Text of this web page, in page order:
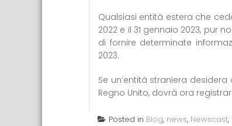
Qualsiasi entità estera che
2022 e il 31 gennaio 2023, pur
di fornire determinate
2023.
Se un’entità straniera
Regno Unito, dovrà ora
Posted in Blog, news, Newscast,